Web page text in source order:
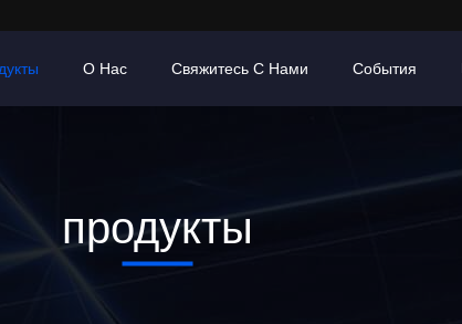
О Нас Свяжитесь С Нами События
продукты